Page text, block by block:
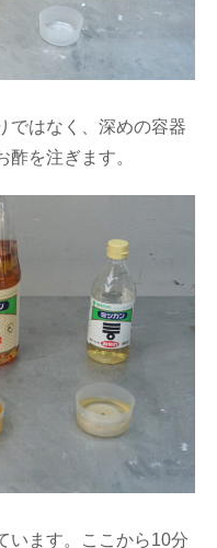
ではなく、深めの容器
を注ぎます。
います。ここから10分